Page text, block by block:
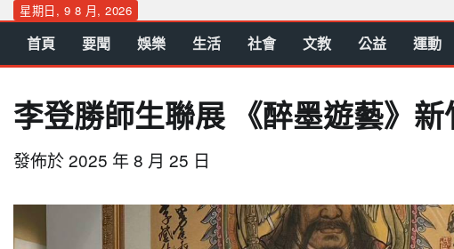
Skip
content
星期日, 9 8 月, 2026
首頁 要聞 娛樂 生活 社會 文教 公益 運動
李登勝師生聯展 《醉墨遊藝》
發佈於2025 年 8 月 25 日